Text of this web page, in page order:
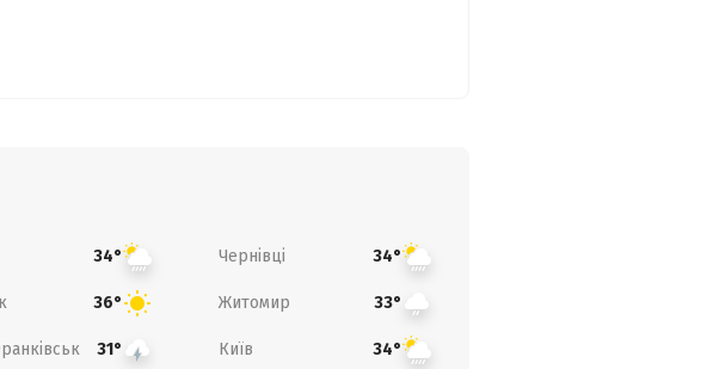
34° Чернівці 34°
36° Житомир 33°
31° Київ 34°